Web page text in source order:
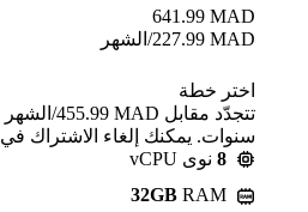
MAD
641.99
MAD
227.99/الشهر
اختر خطة
سنوات. يمكنك إلغاء الاشتراك
8 نوى vCPU
32GB RAM